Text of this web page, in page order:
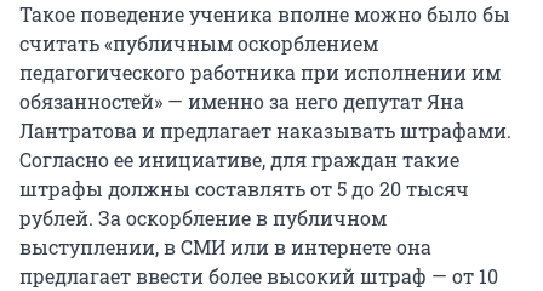
Такое поведение ученика вполне можно было бы
считать «публичным оскорблением
педагогического работника при исполнении им
обязанностей» — именно за него депутат Яна
Лантратова и предлагает наказывать штрафами.
Согласно ее инициативе, для граждан такие
штрафы должны составлять от 5 до 20 тысяч
рублей. За оскорбление в публичном
выступлении, в СМИ или в интернете она
предлагает ввести более высокий штраф — от 10